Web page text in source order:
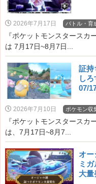
2026年7月17日 バトル・育
『ポケットモンスタース
は 7月17日~8月7日...
証持
し
07/
2026年7月10日 ポケモン収
『ポケットモンスタース
は、7月17日~8月7...
オー
ミ
大量